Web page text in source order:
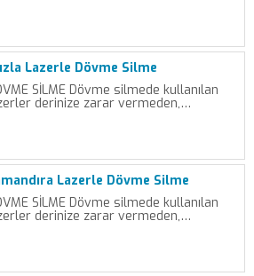
Lazerle Dövme Silme
SİLME Dövme silmede kullanılan
derinize zarar vermeden,…
Lazerle Dövme Silme
SİLME Dövme silmede kullanılan
derinize zarar vermeden,…